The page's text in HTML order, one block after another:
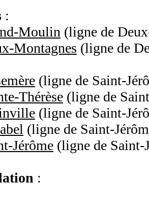
:
Moulin (ligne de
Montagnes (ligne de
(ligne de Saint-
Thérèse (ligne de
(ligne de Saint-
(ligne de Saint-
Jérôme (ligne de Saint-
: